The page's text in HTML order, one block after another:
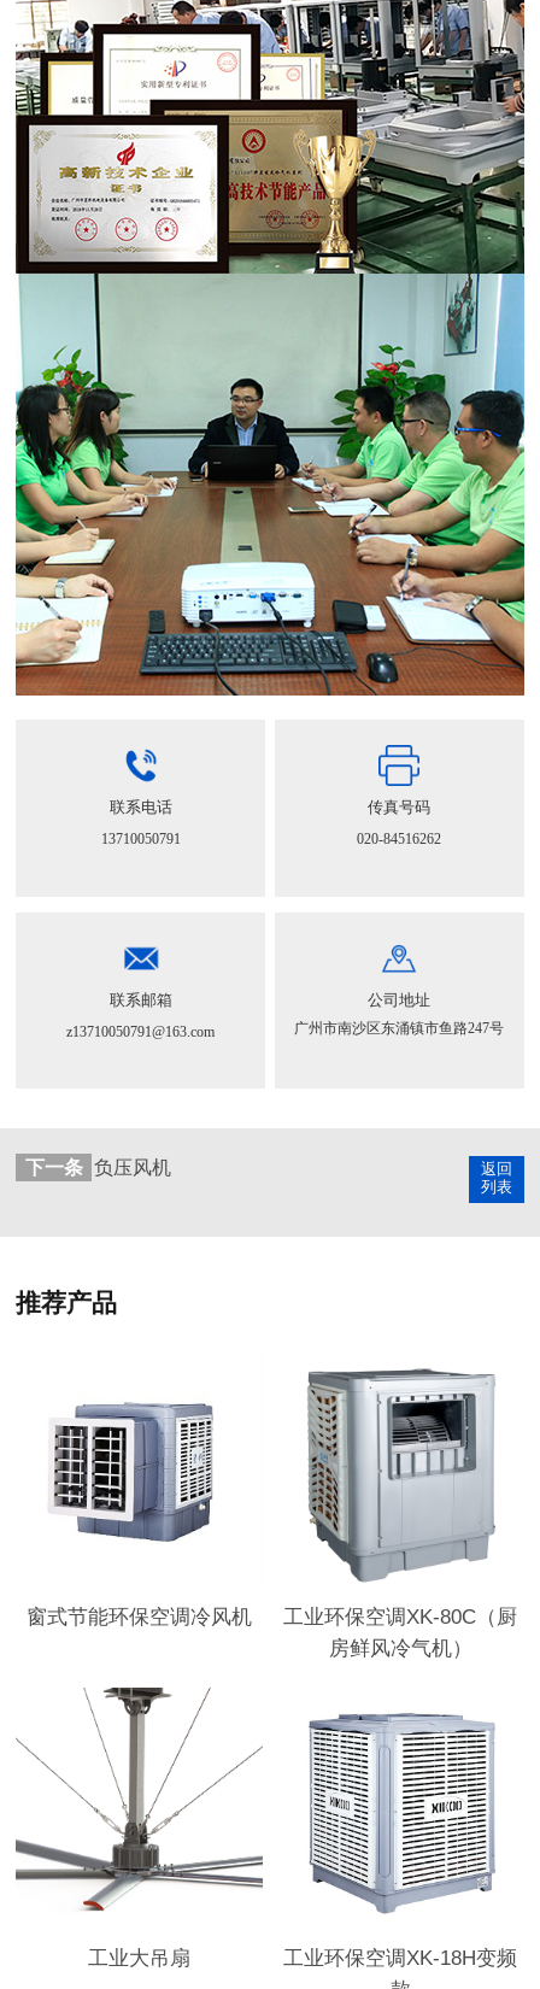
产品品种齐全，基本满足各行各场所的 制冷、通风、降
温、净化等需要，全面覆盖客户需求；
技术团队不断创新，定期推出新品，赢领市场趋势，是经
销/合作商坚实的后盾。
掌握核心技术 · 稳占行业市场高份额
引进瑞典行业技术，研发技术不断创新，使星科产品持续
保持市场强竞争力；
星科先后获得1项 发明专利 ,8项实用新型专利，3项外观专
利，并通过国家3C，欧盟CE认证，中东SASO等资质，产
品质量有保证。
8大支持政策 · 轻松掘金不是梦
4， 销售返利支持；5， 网络推广支持：6 物料物资支持
联系电话
13710050791
传真号码
020-84516262
联系邮箱
z13710050791@163.com
公司地址
广州市南沙区东涌镇市鱼路247号
返回
列表
下一条 负压风机
推荐产品
窗式节能环保空调冷风机
工业环保空调XK-80C（厨
房鲜风冷气机）
工业大吊扇
工业环保空调XK-18H变频